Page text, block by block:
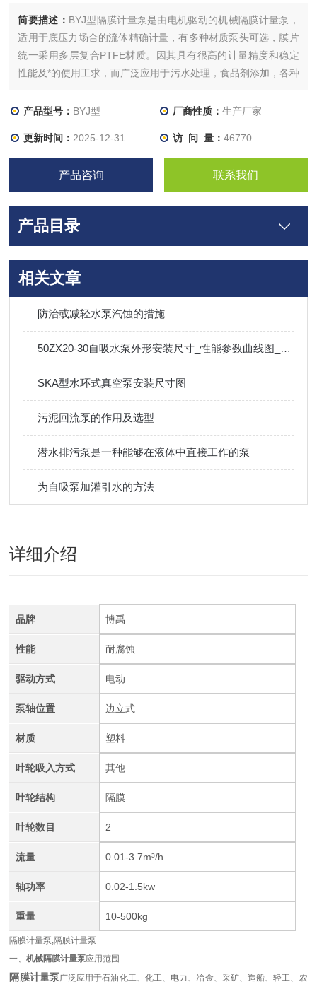
简要描述： BYJ型隔膜计量泵是由电机驱动的机械隔膜计量泵，
适用于底压力场合的流体精确计量，有多种材质泵头可选，膜片
统一采用多层复合PTFE材质。因其具有很高的计量精度和稳定
性能及*的使用工求，而广泛应用于污水处理，食品剂添加，各种
产品型号： BYJ型 厂商性质： 生产厂家
更新时间： 2025-12-31 访 问 量： 46770
产品咨询 联系我们
产品目录
相关文章
防治或减轻水泵汽蚀的措施
50ZX20-30自吸水泵外形安装尺寸_性能参数曲线图_价格
SKA型水环式真空泵安装尺寸图
污泥回流泵的作用及选型
潜水排污泵是一种能够在液体中直接工作的泵
为自吸泵加灌引水的方法
详细介绍
品牌 博禹
性能 耐腐蚀
驱动方式 电动
泵轴位置 边立式
材质 塑料
叶轮吸入方式 其他
叶轮结构 隔膜
叶轮数目 2
流量 0.01-3.7m³/h
轴功率 0.02-1.5kw
重量 10-500kg
隔膜计量泵,隔膜计量泵
一、机械隔膜计量泵应用范围
隔膜计量泵广泛应用于石油化工、化工、电力、冶金、采矿、造船、轻工、农